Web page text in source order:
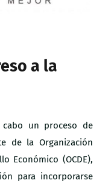
a la
un proceso de
de la Organización
Económico (OCDE),
para incorporarse